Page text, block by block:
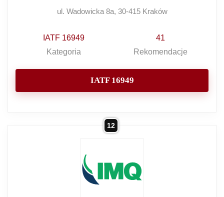
ul. Wadowicka 8a, 30-415 Kraków
IATF 16949
Kategoria
41
Rekomendacje
IATF 16949
12